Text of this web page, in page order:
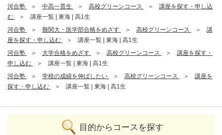
河合塾
中高一貫生 高校グリーンコース
講座を探す・申し込
む
講座一覧 | 東海 | 高1生
河合塾
難関大・医学部合格をめざす 高校グリーンコース
講
座を探す・申し込む
講座一覧 | 東海 | 高1生
河合塾
大学合格をめざす 高校グリーンコース
講座を探す・
申し込む
講座一覧 | 東海 | 高1生
河合塾
学校の成績を伸ばしたい 高校グリーンコース
講座を
探す・申し込む
講座一覧 | 東海 | 高1生
目的からコースを探す